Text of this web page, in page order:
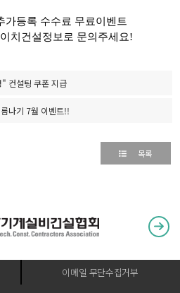
가등록 수수료 무료이벤트
치건설정보로 문의주세요!
컨설팅 쿠폰 지급
나기 7월 이벤트!!
목록
이메일 무단수집거부